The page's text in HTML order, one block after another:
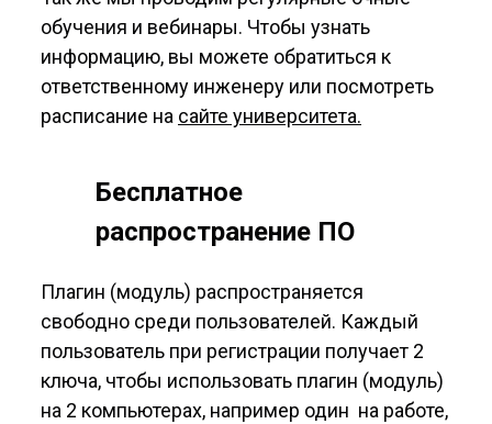
обучения и вебинары. Чтобы узнать
информацию, вы можете обратиться к
ответственному инженеру или посмотреть
расписание на сайте университета.
Бесплатное
распространение ПО
Плагин (модуль) распространяется
свободно среди пользователей. Каждый
пользователь при регистрации получает 2
ключа, чтобы использовать плагин (модуль)
на 2 компьютерах, например один на работе,